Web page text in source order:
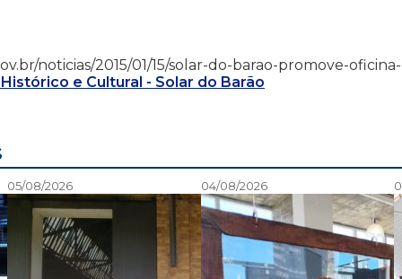
noticias/2015/01/15/solar-do-barao-promove-
e Cultural - Solar do Barão
05/08/2026 04/08/2026